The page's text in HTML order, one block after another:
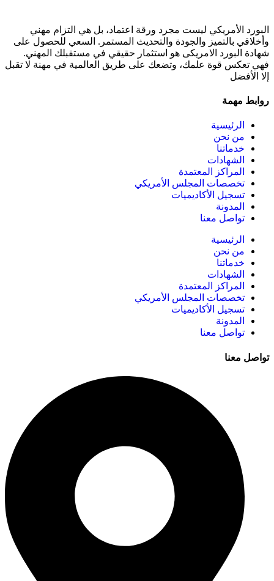
البورد الأمريكي ليست مجرد ورقة اعتماد، بل هي التزام مهني
وأخلاقي بالتميز والجودة والتحديث المستمر. السعي للحصول على
شهادة البورد الامريكى هو استثمار حقيقي في مستقبلك المهني.
فهي تعكس قوة علمك، وتضعك على طريق العالمية في مهنة لا تقبل
إلا الأفضل
روابط مهمة
الرئيسية
من نحن
خدماتنا
الشهادات
المراكز المعتمدة
تخصصات المجلس الأمريكي
تسجيل الأكاديميات
المدونة
تواصل معنا
الرئيسية
من نحن
خدماتنا
الشهادات
المراكز المعتمدة
تخصصات المجلس الأمريكي
تسجيل الأكاديميات
المدونة
تواصل معنا
تواصل معنا